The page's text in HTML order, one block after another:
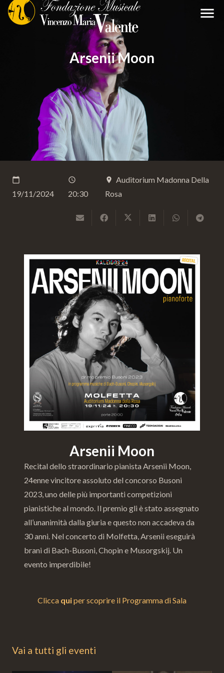
menu
Arsenii Moon
calendar_today
19/11/2024
schedule
20:30
place Auditorium Madonna Della
Rosa
Arsenii Moon
Recital dello straordinario pianista Arsenii Moon,
24enne vincitore assoluto del concorso Busoni
2023, uno delle più importanti competizioni
pianistiche al mondo. Il premio gli è stato assegnato
all’unanimità dalla giuria e questo non accadeva da
30 anni. Nel concerto di Molfetta, Arsenii eseguirà
brani di Bach-Busoni, Chopin e Musorgskij. Un
evento imperdibile!
Clicca quiper scoprire il Programma di Sala
Vai a tutti gli eventi